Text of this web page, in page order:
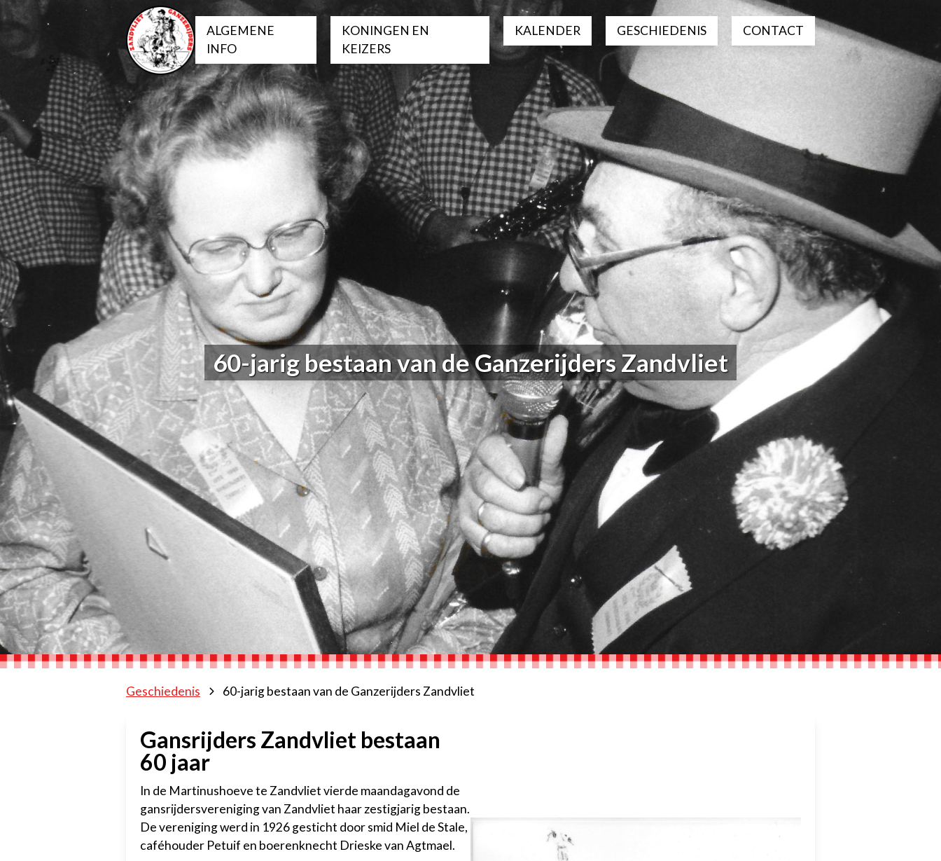
ALGEMENE
INFO
KONINGEN EN
KEIZERS
KALENDER GESCHIEDENIS CONTACT
60-jarig bestaan van de Ganzerijders Zandvliet
Geschiedenis 60-jarig bestaan van de Ganzerijders Zandvliet
Gansrijders Zandvliet bestaan
60 jaar
In de Martinushoeve te Zandvliet vierde maandagavond de
gansrijdersvereniging van Zandvliet haar zestigjarig bestaan.
De vereniging werd in 1926 gesticht door smid Miel de Stale,
caféhouder Petuif en boerenknecht Drieske van Agtmael.